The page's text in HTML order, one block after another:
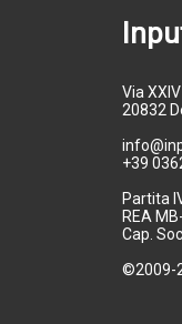
Via
20832
+39
Partita
REA
Cap.
©2009-